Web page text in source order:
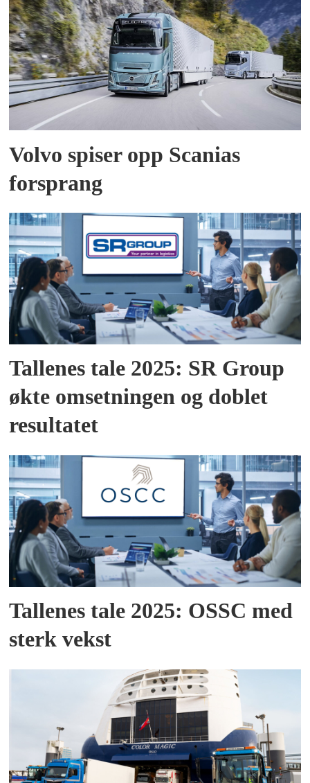
Volvo spiser opp Scanias
forsprang
Tallenes tale 2025: SR Group
økte omsetningen og doblet
resultatet
Tallenes tale 2025: OSSC med
sterk vekst